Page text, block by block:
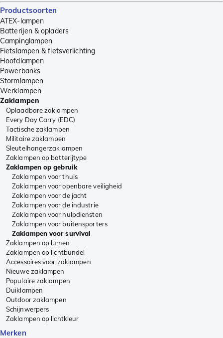
Productsoorten
ATEX-lampen
Batterijen & opladers
Campinglampen
Fietslampen & fietsverlichting
Hoofdlampen
Powerbanks
Stormlampen
Werklampen
Zaklampen
Oplaadbare zaklampen
Every Day Carry (EDC)
Tactische zaklampen
Militaire zaklampen
Sleutelhangerzaklampen
Zaklampen op batterijtype
Zaklampen op gebruik
Zaklampen voor thuis
Zaklampen voor openbare veiligheid
Zaklampen voor de jacht
Zaklampen voor de industrie
Zaklampen voor hulpdiensten
Zaklampen voor buitensporters
Zaklampen voor survival
Zaklampen op lumen
Zaklampen op lichtbundel
Accessoires voor zaklampen
Nieuwe zaklampen
Populaire zaklampen
Duiklampen
Outdoor zaklampen
Schijnwerpers
Zaklampen op lichtkleur
Merken